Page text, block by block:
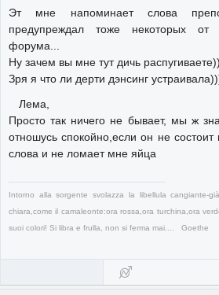
Эт мне напоминает слова
предупреждал тоже некоторых от
форума...
Ну зачем вы мне тут дичь
Зря я что ли дерти дэнсинг
Лема,
Просто так ничего не бывает, мы ж
отношусь спокойно,если он не состоит
слова и не ломает мне яйца
Intorno alla sorgente svolazza la libellula cangiante-
chiara,come il camaleonte:ora rossa,ora turchina,ora
suoi colori! Si libra e frulla, non si ferma mai.... Goethe